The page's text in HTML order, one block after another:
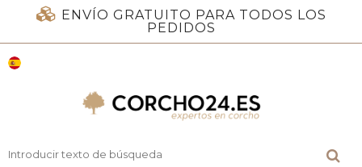
ENVÍO GRATUITO PARA TODOS LOS
PEDIDOS